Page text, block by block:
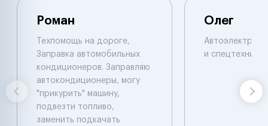
Роман
Техпомощь на дороге,
Заправка автомобильных
кондиционеров. Заправляю
автокондиционеры, могу
"прикурить" машину,
подвезти топливо,
заменить подкачать
Олег
Автоэлектрик
и спецтехнике.